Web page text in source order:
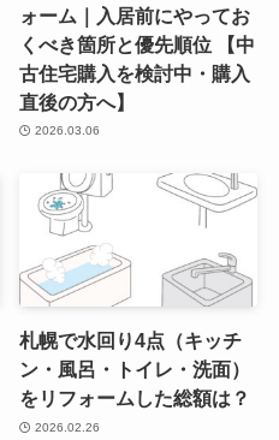
ォーム｜入居前にやってお
くべき箇所と優先順位 【中
古住宅購入を検討中・購入
直後の方へ】
2026.03.06
札幌で水回り4点（キッチ
ン・風呂・トイレ・洗面）
をリフォームした総額は？
2026.02.26